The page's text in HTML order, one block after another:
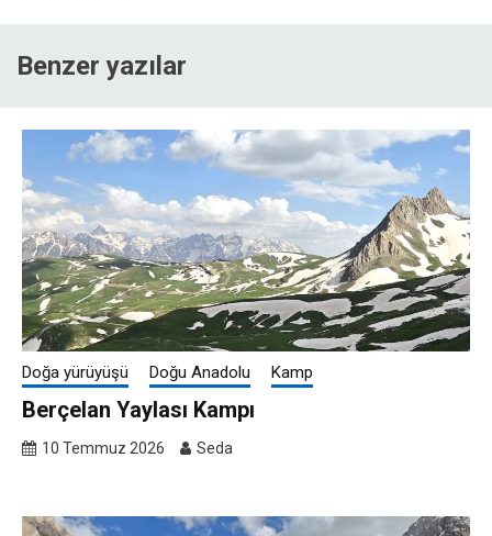
Benzer yazılar
Doğa yürüyüşü Doğu Anadolu Kamp
Berçelan Yaylası Kampı
10 Temmuz 2026 Seda